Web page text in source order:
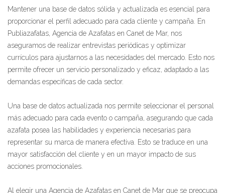
Mantener una base de datos sólida y actualizada es esencial para
proporcionar el perfil adecuado para cada cliente y campaña. En
Publiazafatas, Agencia de Azafatas en Canet de Mar, nos
aseguramos de realizar entrevistas periódicas y optimizar
currículos para ajustarnos a las necesidades del mercado. Esto nos
permite ofrecer un servicio personalizado y eficaz, adaptado a las
demandas específicas de cada sector.
Una base de datos actualizada nos permite seleccionar el personal
más adecuado para cada evento o campaña, asegurando que cada
azafata posea las habilidades y experiencia necesarias para
representar su marca de manera efectiva. Esto se traduce en una
mayor satisfacción del cliente y en un mayor impacto de sus
acciones promocionales.
Al elegir una Agencia de Azafatas en Canet de Mar que se preocupa